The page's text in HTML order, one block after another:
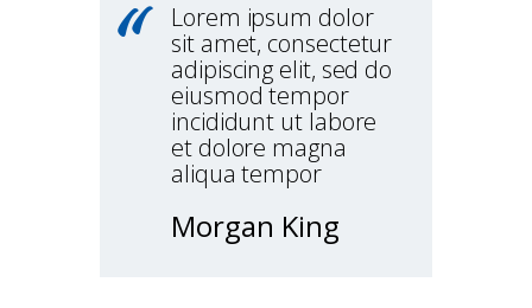
Lorem ipsum dolor
sit amet, consectetur
adipiscing elit, sed do
eiusmod tempor
incididunt ut labore
et dolore magna
aliqua tempor
Morgan King